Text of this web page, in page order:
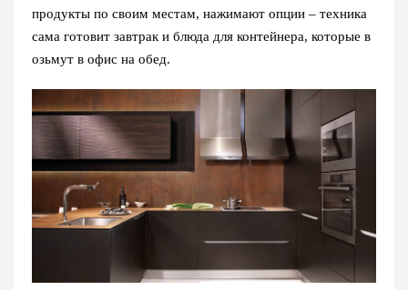
продукты по своим местам, нажимают опции – техника
сама готовит завтрак и блюда для контейнера, которые в
озьмут в офис на обед.